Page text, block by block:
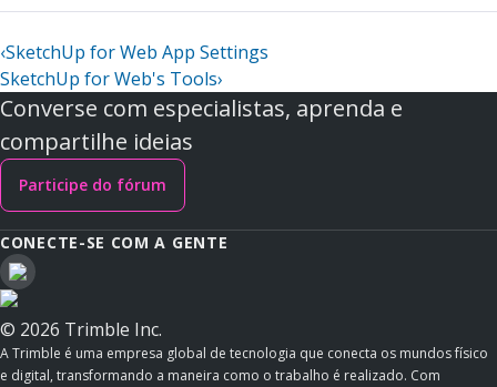
‹SketchUp for Web App Settings
SketchUp for Web's Tools›
Converse com especialistas, aprenda e
compartilhe ideias
Participe do fórum
CONECTE-SE COM A GENTE
© 2026 Trimble Inc.
A Trimble é uma empresa global de tecnologia que conecta os mundos físico
e digital, transformando a maneira como o trabalho é realizado. Com